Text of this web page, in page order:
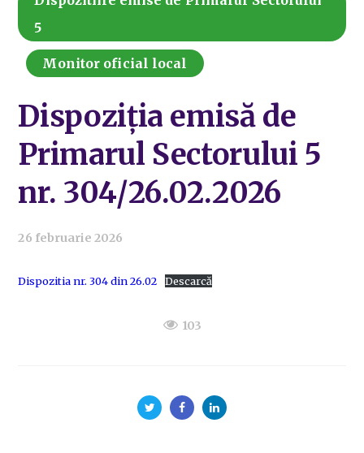
5
Monitor oficial local
Dispoziția emisă de
Primarul Sectorului 5
nr. 304/26.02.2026
26 februarie 2026
Dispozitia nr. 304 din 26.02 Descarcă
103